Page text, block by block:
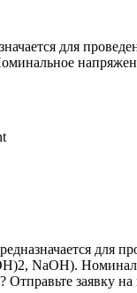
для
для
NaOH).
Отправьте заявку